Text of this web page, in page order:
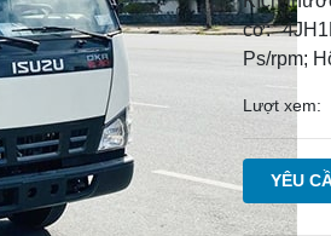
cơ:
Ps/rpm;
Lượt xem:
YÊU